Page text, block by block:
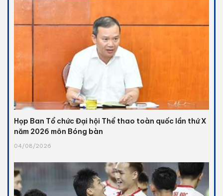
Họp Ban Tổ chức Đại hội Thể thao toàn quốc lần thứ X
năm 2026 môn Bóng bàn
04/08/2026